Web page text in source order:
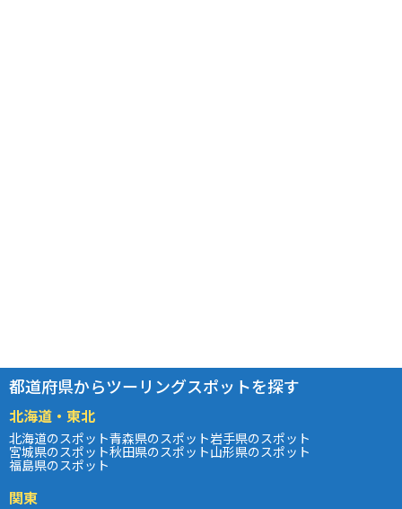
都道府県からツーリングスポットを探す
北海道・東北
北海道のスポット青森県のスポット岩手県のスポット
宮城県のスポット秋田県のスポット山形県のスポット
福島県のスポット
関東